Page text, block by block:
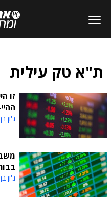
ת"א טק עילית
זו
ג'ון
ג'ון